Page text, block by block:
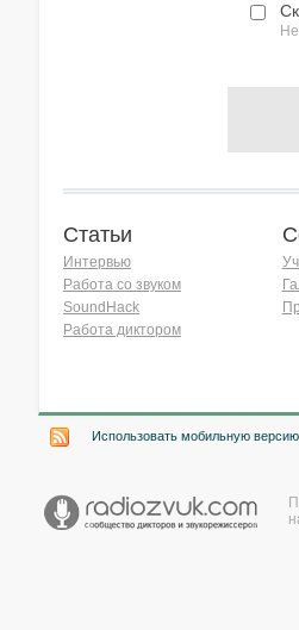
Статьи
Интервью
Работа со звуком
SoundHack
Работа диктором
Использовать мобильную версию